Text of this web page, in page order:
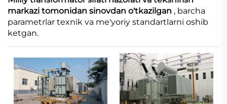
markazi tomonidan sinovdan o'tkazilgan , barcha
parametrlar texnik va me'yoriy standartlarni oshib
ketgan.